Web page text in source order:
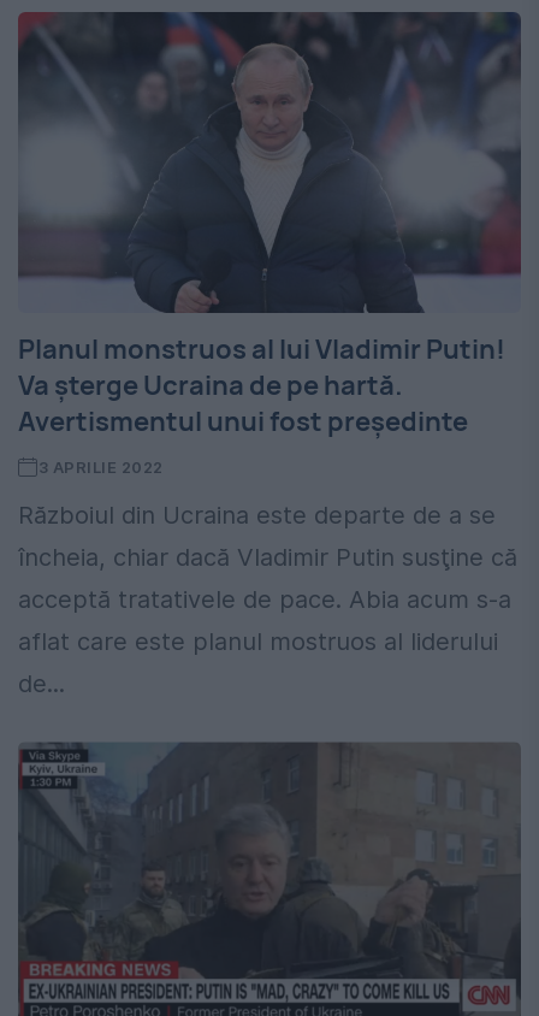
Planul monstruos al lui Vladimir Putin!
Va şterge Ucraina de pe hartă.
Avertismentul unui fost preşedinte
3 APRILIE 2022
Războiul din Ucraina este departe de a se
încheia, chiar dacă Vladimir Putin susţine că
acceptă tratativele de pace. Abia acum s-a
aflat care este planul mostruos al liderului
de...